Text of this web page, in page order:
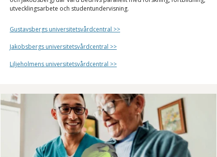
utvecklingsarbete och studentundervisning.
Gustavsbergs universitetsvårdcentral >>
Jakobsbergs universitetsvårdcentral >>
Liljeholmens universitetsvårdcentral >>